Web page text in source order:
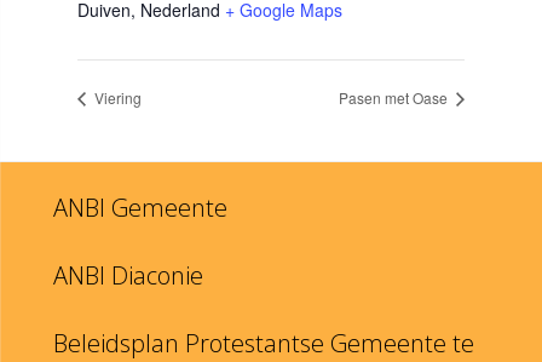
Duiven, Nederland + Google Maps
Viering Pasen met Oase
ANBI Gemeente
ANBI Diaconie
Beleidsplan Protestantse Gemeente te